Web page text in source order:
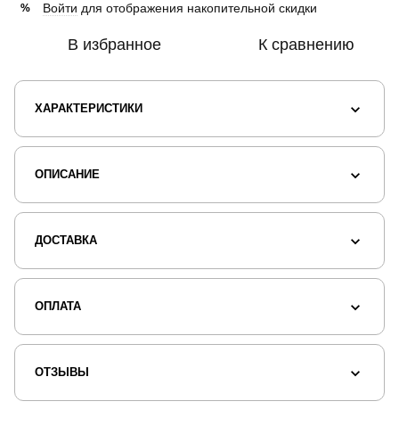
% Войти для отображения накопительной скидки
В избранное К сравнению
ХАРАКТЕРИСТИКИ
ОПИСАНИЕ
ДОСТАВКА
ОПЛАТА
ОТЗЫВЫ